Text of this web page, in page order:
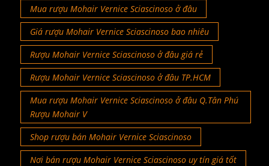
Mua rượu Mohair Vernice Sciascinoso ở đâu
Giá rượu Mohair Vernice Sciascinoso bao nhiêu
Rượu Mohair Vernice Sciascinoso ở đâu giá rẻ
Rượu Mohair Vernice Sciascinoso ở đâu TP.HCM
Mua rượu Mohair Vernice Sciascinoso ở đâu Q.Tân Phú
Rượu Mohair V
Shop rượu bán Mohair Vernice Sciascinoso
Nơi bán rượu Mohair Vernice Sciascinoso uy tín giá tốt